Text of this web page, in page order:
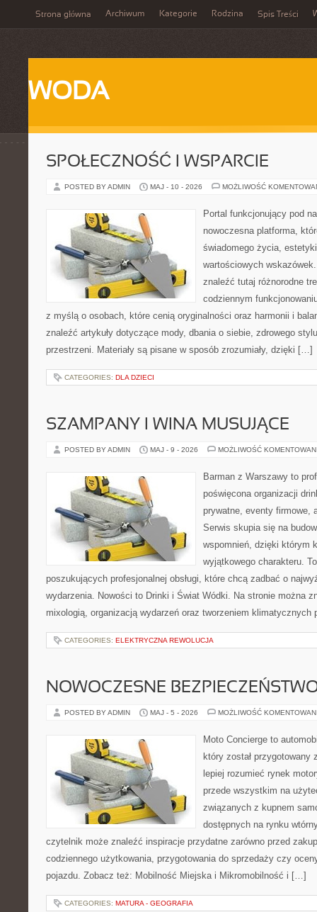
Strona główna Archiwum Kategorie Rodzina Spis Treści
WODA
SPOŁECZNOŚĆ I WSPARCIE
POSTED BY ADMIN MAJ - 10 - 2026 MOŻLIWOŚĆ
Portal funkcjonujący pod
nowoczesna platforma,
świadomego życia,
wartościowych
znaleźć tutaj różnorodne
codziennym
z myślą o osobach, które cenią oryginalności oraz harmonii i
znaleźć artykuły dotyczące mody, dbania o siebie, zdrowego
przestrzeni. Materiały są pisane w sposób zrozumiały, dzięki […]
CATEGORIES: DLA DZIECI
SZAMPANY I WINA MUSUJĄCE
POSTED BY ADMIN MAJ - 9 - 2026 MOŻLIWOŚĆ
Barman z Warszawy to
poświęcona organizacji
prywatne, eventy firmowe,
Serwis skupia się na
wspomnień, dzięki którym
wyjątkowego charakteru.
poszukujących profesjonalnej obsługi, które chcą zadbać o
wydarzenia. Nowości to Drinki i Świat Wódki. Na stronie można
mixologią, organizacją wydarzeń oraz tworzeniem
CATEGORIES: ELEKTRYCZNA REWOLUCJA
NOWOCZESNE
POSTED BY ADMIN MAJ - 5 - 2026 MOŻLIWOŚĆ
Moto Concierge to
który został
lepiej rozumieć rynek
przede wszystkim na
związanych z kupnem
dostępnych na rynku
czytelnik może znaleźć inspiracje przydatne zarówno przed
codziennego użytkowania, przygotowania do sprzedaży czy
pojazdu. Zobacz też: Mobilność Miejska i Mikromobilność i […]
CATEGORIES: MATURA - GEOGRAFIA